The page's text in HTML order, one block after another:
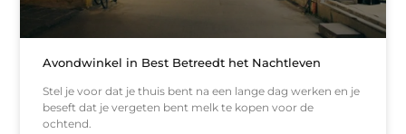
Avondwinkel in Best Betreedt het Nachtleven
Stel je voor dat je thuis bent na een lange dag werken en je
beseft dat je vergeten bent melk te kopen voor de
ochtend.